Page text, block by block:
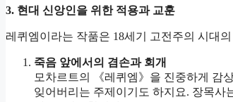
3. 현대 신앙인을 위한 적용과 교훈
레퀴엠이라는 작품은 18세기 고전주의 시대
죽음 앞에서의 겸손과 회개
모차르트의 《레퀴엠》을 진중하게 감
잊어버리는 주제이기도 하지요. 장목사